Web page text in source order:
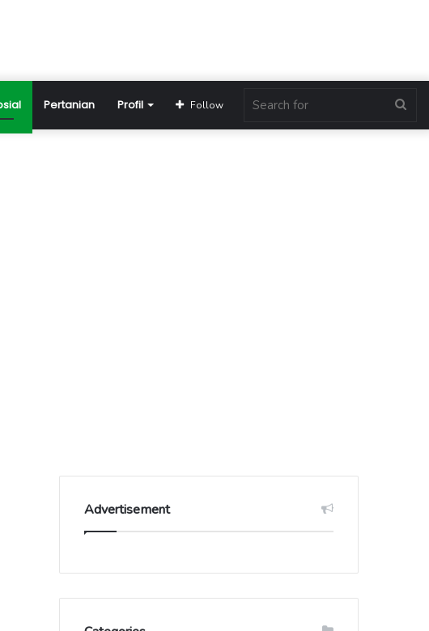
Pertanian Profil Follow
Advertisement